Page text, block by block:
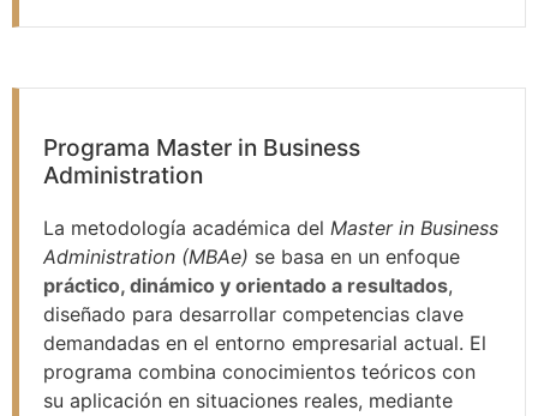
Programa Master in Business
Administration
La metodología académica del Master in Business
Administration (MBAe) se basa en un enfoque
práctico, dinámico y orientado a resultados,
diseñado para desarrollar competencias clave
demandadas en el entorno empresarial actual. El
programa combina conocimientos teóricos con
su aplicación en situaciones reales, mediante